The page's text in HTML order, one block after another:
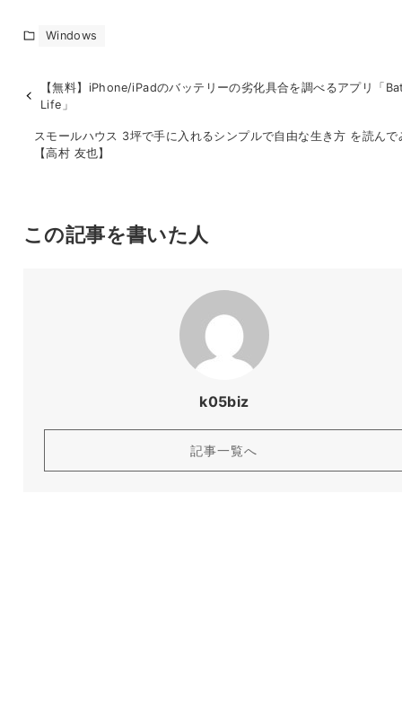
Windows
【無料】iPhone/iPadのバッテリーの劣化具合を調べるアプリ「
Life」
スモールハウス 3坪で手に入れるシンプルで自由な生き方 を読んで
【高村 友也】
この記事を書いた人
k05biz
記事一覧へ